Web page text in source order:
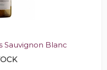
Sauvignon Blanc